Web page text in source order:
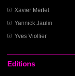
Xavier Merlet
Yannick Jaulin
Yves Viollier
Editions